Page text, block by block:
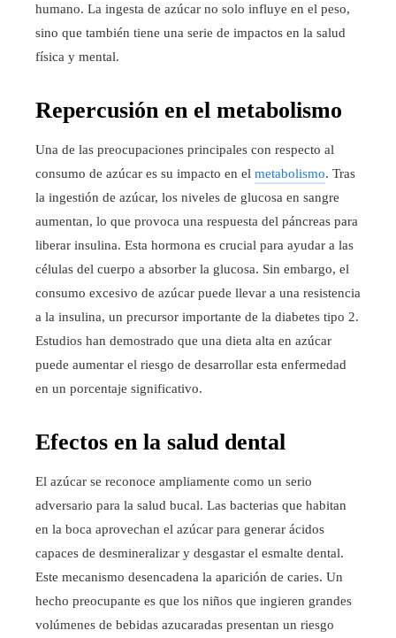
humano. La ingesta de azúcar no solo influye en el peso,
sino que también tiene una serie de impactos en la salud
física y mental.
Repercusión en el metabolismo
Una de las preocupaciones principales con respecto al
consumo de azúcar es su impacto en el metabolismo. Tras
la ingestión de azúcar, los niveles de glucosa en sangre
aumentan, lo que provoca una respuesta del páncreas para
liberar insulina. Esta hormona es crucial para ayudar a las
células del cuerpo a absorber la glucosa. Sin embargo, el
consumo excesivo de azúcar puede llevar a una resistencia
a la insulina, un precursor importante de la diabetes tipo 2.
Estudios han demostrado que una dieta alta en azúcar
puede aumentar el riesgo de desarrollar esta enfermedad
en un porcentaje significativo.
Efectos en la salud dental
El azúcar se reconoce ampliamente como un serio
adversario para la salud bucal. Las bacterias que habitan
en la boca aprovechan el azúcar para generar ácidos
capaces de desmineralizar y desgastar el esmalte dental.
Este mecanismo desencadena la aparición de caries. Un
hecho preocupante es que los niños que ingieren grandes
volúmenes de bebidas azucaradas presentan un riesgo